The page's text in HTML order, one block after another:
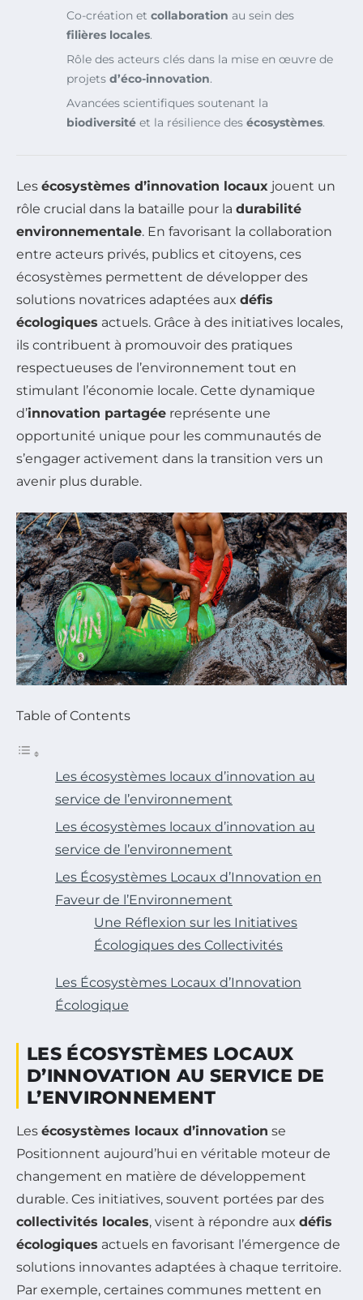
Co-création et collaboration au sein des
filières locales.
Rôle des acteurs clés dans la mise en œuvre de
projets d’éco-innovation.
Avancées scientifiques soutenant la
biodiversité et la résilience des écosystèmes.
Les écosystèmes d’innovation locaux jouent un
rôle crucial dans la bataille pour la durabilité
environnementale. En favorisant la collaboration
entre acteurs privés, publics et citoyens, ces
écosystèmes permettent de développer des
solutions novatrices adaptées aux défis
écologiques actuels. Grâce à des initiatives locales,
ils contribuent à promouvoir des pratiques
respectueuses de l’environnement tout en
stimulant l’économie locale. Cette dynamique
d’innovation partagée représente une
opportunité unique pour les communautés de
s’engager activement dans la transition vers un
avenir plus durable.
Table of Contents
Les écosystèmes locaux d’innovation au
service de l’environnement
Les écosystèmes locaux d’innovation au
service de l’environnement
Les Écosystèmes Locaux d’Innovation en
Faveur de l’Environnement
Une Réflexion sur les Initiatives
Écologiques des Collectivités
Les Écosystèmes Locaux d’Innovation
Écologique
LES ÉCOSYSTÈMES LOCAUX
D’INNOVATION AU SERVICE DE
L’ENVIRONNEMENT
Les écosystèmes locaux d’innovation se
Positionnent aujourd’hui en véritable moteur de
changement en matière de développement
durable. Ces initiatives, souvent portées par des
collectivités locales, visent à répondre aux défis
écologiques actuels en favorisant l’émergence de
solutions innovantes adaptées à chaque territoire.
Par exemple, certaines communes mettent en